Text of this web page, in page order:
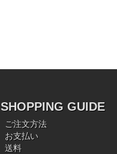
SHOPPING GUIDE
ご注文方法
お支払い
送料